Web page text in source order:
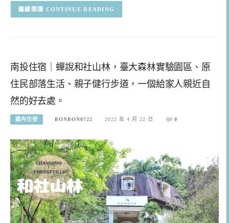
CONTINUE READING
南投住宿｜蟬說和社山林，臺大森林實驗園區、原
住民部落生活、親子健行步道，一個給家人親近自
然的好去處。
國內住宿 BONBON0722 2022 年 4 月 22 日 0